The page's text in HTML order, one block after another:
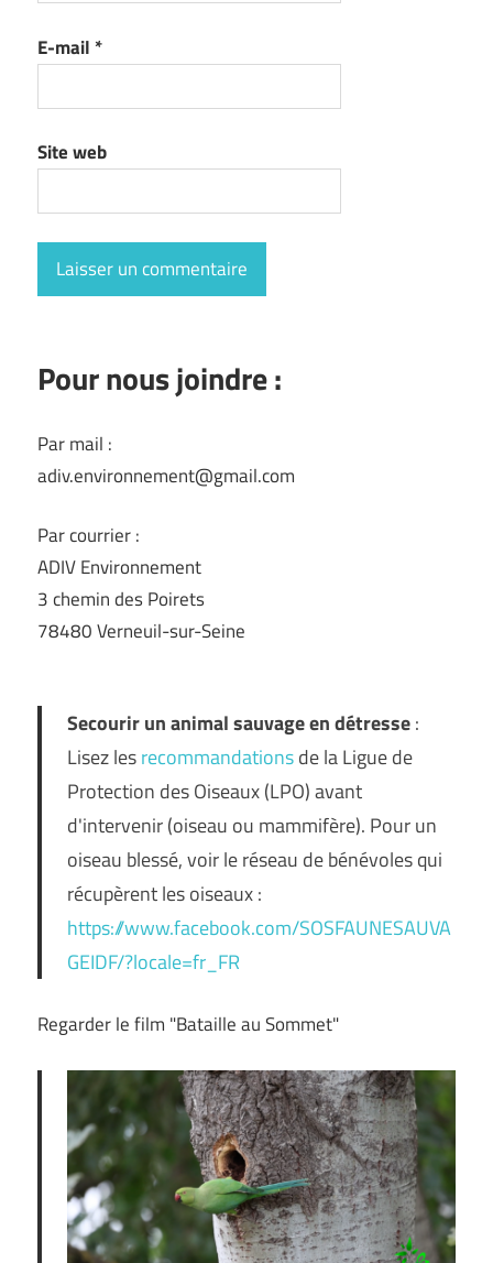
E-mail *
Site web
Pour nous joindre :
Par mail :
adiv.environnement@gmail.com
Par courrier :
ADIV Environnement
3 chemin des Poirets
78480 Verneuil-sur-Seine
Secourir un animal sauvage en détresse:
Lisez lesrecommandationsde la Ligue de
Protection des Oiseaux (LPO) avant
d'intervenir (oiseau ou mammifère). Pour un
oiseau blessé, voir le réseau de bénévoles qui
récupèrent les oiseaux :
https://www.facebook.com/SOSFAUNESAUVA
GEIDF/?locale=fr_FR
Regarder le film "Bataille au Sommet"